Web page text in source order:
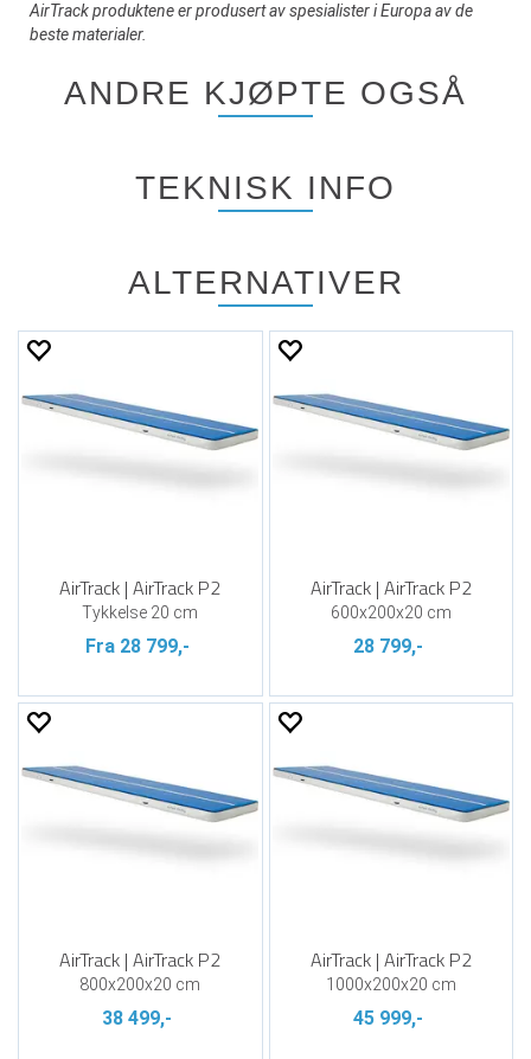
AirTrack produktene er produsert av spesialister i Europa av de
beste materialer.
ANDRE KJØPTE OGSÅ
TEKNISK INFO
ALTERNATIVER
AirTrack | AirTrack P2
Tykkelse 20 cm
Fra 28 799,-
AirTrack | AirTrack P2
600x200x20 cm
28 799,-
AirTrack | AirTrack P2
800x200x20 cm
38 499,-
AirTrack | AirTrack P2
1000x200x20 cm
45 999,-